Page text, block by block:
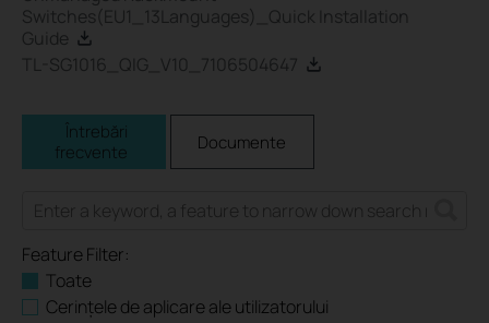
Switches(EU1_13Languages)_Quick Installation
Guide
TL-SG1016_QIG_V10_7106504647
Întrebări
frecvente
Documente
Feature Filter:
Toate
Cerințele de aplicare ale utilizatorului